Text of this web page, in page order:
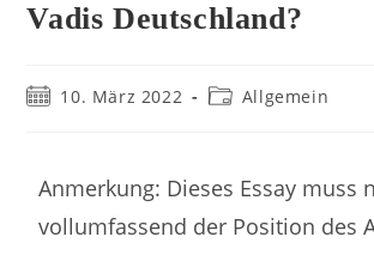
Vadis Deutschland?
10. März 2022 Allgemein
Anmerkung: Dieses Essay muss
vollumfassend der Position des